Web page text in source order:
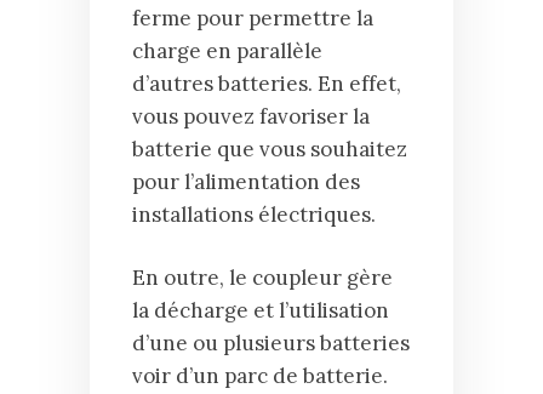
ferme pour permettre la
charge en parallèle
d’autres batteries. En effet,
vous pouvez favoriser la
batterie que vous souhaitez
pour l’alimentation des
installations électriques.
En outre, le coupleur gère
la décharge et l’utilisation
d’une ou plusieurs batteries
voir d’un parc de batterie.